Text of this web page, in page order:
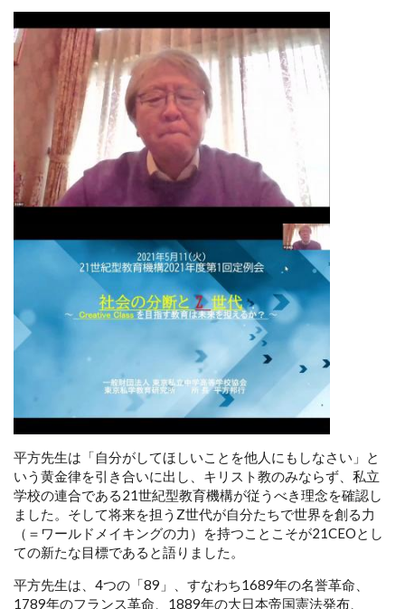
平方先生は「自分がしてほしいことを他人にもしなさい」と
いう黄金律を引き合いに出し、キリスト教のみならず、私立
学校の連合である21世紀型教育機構が従うべき理念を確認し
ました。そして将来を担うZ世代が自分たちで世界を創る力
（＝ワールドメイキングの力）を持つことこそが21CEOとし
ての新たな目標であると語りました。
平方先生は、4つの「89」、すなわち1689年の名誉革命、
1789年のフランス革命、1889年の大日本帝国憲法発布、